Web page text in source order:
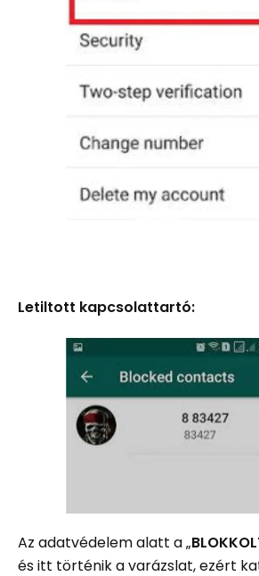
Letiltott kapcsolattartó:
Az adatvédelem alatt a „
és itt történik a varázslat, ezért